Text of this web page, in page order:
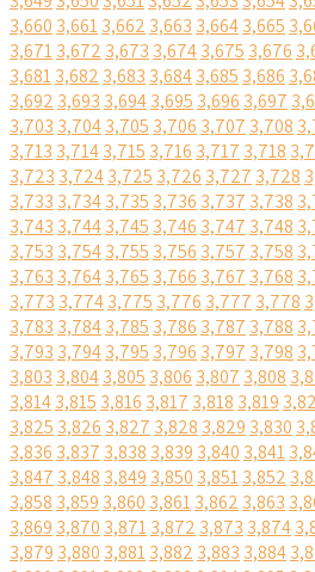
3,660 3,6613,662 3,663 3,6643,665
3,6713,672 3,673 3,6743,675 3,676
3,6813,682 3,683 3,6843,685 3,686
3,692 3,693 3,6943,695 3,696 3,697
3,703 3,7043,705 3,706 3,707 3,708
3,713 3,7143,715 3,716 3,717 3,718
3,723 3,7243,725 3,726 3,727 3,728
3,733 3,7343,735 3,736 3,737 3,738
3,743 3,7443,745 3,746 3,747 3,748
3,753 3,7543,755 3,756 3,757 3,758
3,763 3,7643,765 3,766 3,767 3,768
3,773 3,7743,775 3,776 3,777 3,778
3,783 3,7843,785 3,786 3,787 3,788
3,793 3,7943,795 3,796 3,797 3,798
3,803 3,8043,805 3,806 3,807 3,808
3,8143,815 3,816 3,817 3,818 3,819
3,825 3,826 3,827 3,828 3,829 3,830
3,836 3,837 3,838 3,839 3,840 3,841
3,847 3,848 3,849 3,850 3,8513,852
3,858 3,859 3,860 3,8613,862 3,863
3,869 3,870 3,8713,872 3,873 3,874
3,879 3,880 3,8813,882 3,883 3,884